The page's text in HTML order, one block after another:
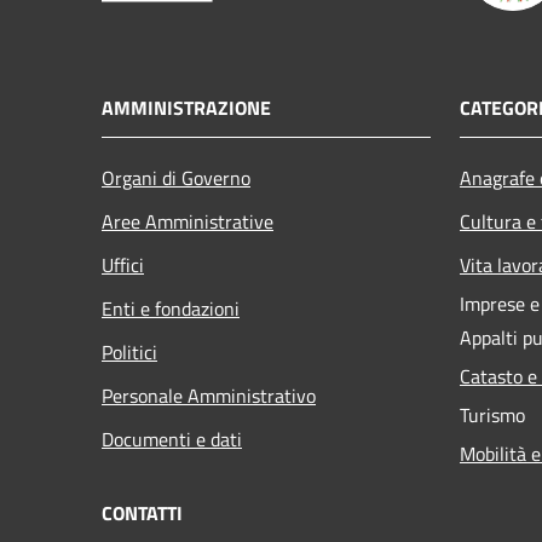
AMMINISTRAZIONE
Organi di Governo
Aree Amministrative
Uffici
Enti e fondazioni
Politici
Personale Amministrativo
Documenti e dati
Cultura
Vita
Imprese
Appalti
Catasto
Turismo
Mobilità
CONTATTI